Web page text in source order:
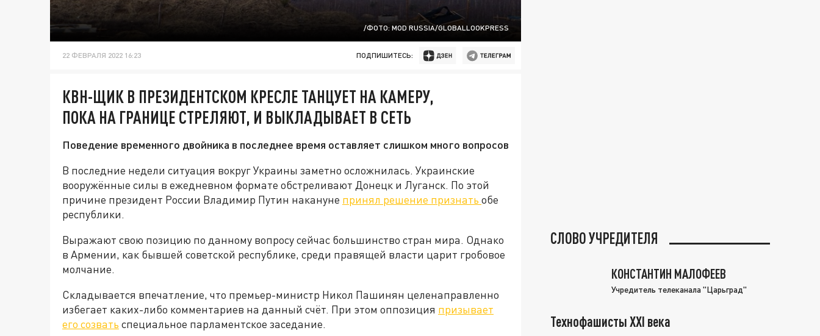
/ФОТО: MOD RUSSIA/GLOBALLOOKPRESS
22 ФЕВРАЛЯ 2022 16:23 ПОДПИШИТЕСЬ:
КВН-ЩИК В ПРЕЗИДЕНТСКОМ КРЕСЛЕ ТАНЦУЕТ НА КАМЕРУ,
ПОКА НА ГРАНИЦЕ СТРЕЛЯЮТ, И ВЫКЛАДЫВАЕТ В СЕТЬ
Поведение временного двойника в последнее время оставляет слишком много вопросов
В последние недели ситуация вокруг Украины заметно осложнилась. Украинские
вооружённые силы в ежедневном формате обстреливают Донецк и Луганск. По этой
причине президент России Владимир Путин накануне принял решение признать обе
республики.
Выражают свою позицию по данному вопросу сейчас большинство стран мира. Однако
в Армении, как бывшей советской республике, среди правящей власти царит гробовое
молчание.
Складывается впечатление, что премьер-министр Никол Пашинян целенаправленно
избегает каких-либо комментариев на данный счёт. При этом оппозиция призывает
его созвать специальное парламентское заседание.
СЛОВО УЧРЕДИТЕЛЯ
КОНСТАНТИН МАЛОФЕЕВ
Учредитель телеканала "Царьград"
Технофашисты XXI века